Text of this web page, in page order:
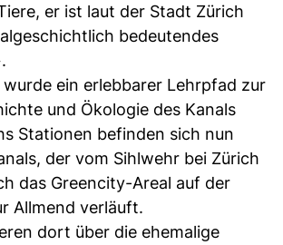
er ist laut der Stadt Zürich
bedeutendes
ein erlebbarer Lehrpfad zur
und Ökologie des Kanals
Stationen befinden sich nun
der vom Sihlwehr bei Zürich
das Greencity-Areal auf der
Allmend verläuft.
dort über die ehemalige